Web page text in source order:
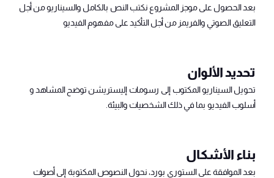
بعد الحصول على موجز المشروع نكتب النص بالكامل والسيناريو من أجل
التعليق الصوتي والفريمز من أجل التأكيد على مفهوم الفيديو
تحديد الألوان
تحويل السيناريو المكتوب إلى رسومات إليستريشن توضح المشاهد و
أسلوب الفيديو بما في ذلك الشخصيات والبيئة.
بناء الأشكال
بعد الموافقة على الستوري بورد، نحول النصوص المكتوبة إلى أصوات